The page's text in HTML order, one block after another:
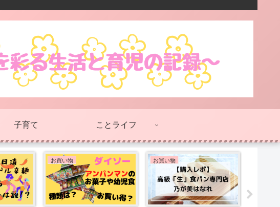
子育て ことライフ
美容と健康 ことライフ